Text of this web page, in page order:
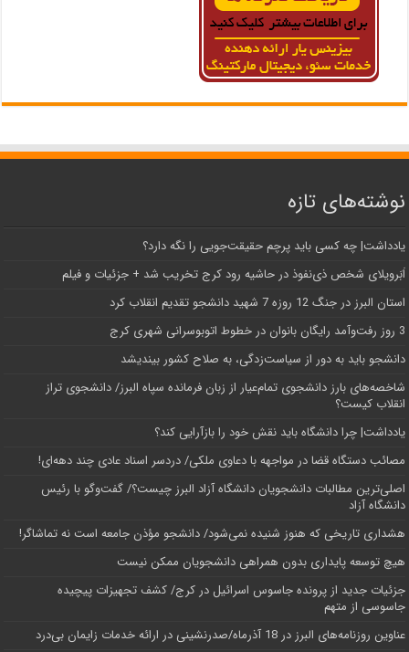
نوشته‌های تازه
یادداشت| ‌چه کسی باید پرچم حقیقت‌جویی را نگه دارد؟
اَبَر‌ویلای شخص ذی‌نفوذ در حاشیه‌ رود کرج تخریب شد + جزئیات و فیلم
استان البرز در جنگ 12 روزه 7 شهید دانشجو تقدیم انقلاب کرد
3 روز رفت‌وآمد رایگان بانوان در خطوط اتوبوسرانی شهری کرج
دانشجو باید به دور از سیاست‌زدگی، به صلاح کشور بیندیشد
شاخصه‌های بارز دانشجوی تمام‌عیار از زبان فرمانده سپاه البرز/ دانشجوی تراز
انقلاب کیست؟
یادداشت| چرا دانشگاه باید نقش خود را بازآرایی کند؟
مصائب دستگاه قضا در مواجهه با دعاوی ملکی/ دردسر اسناد عادی چند‌ دهه‌ای!
اصلی‌ترین مطالبات دانشجویان دانشگاه آزاد البرز چیست؟/ گفت‌وگو با رئیس
دانشگاه آز‌اد
هشداری تاریخی که هنوز شنیده نمی‌شود/ دانشجو مؤذن جامعه است نه تماشاگر!
هیچ توسعه پایداری بدون همراهی دانشجویان ممکن نیست
جزئیات جدید از پرونده جاسوس اسرائیل در کرج/‌ کشف تجهیزات پیچیده
جاسوسی از متهم
عناوین روزنامه‌های البرز در ‌18 آذرماه/صدرنشینی در ارائه خدمات زایمان بی‌درد